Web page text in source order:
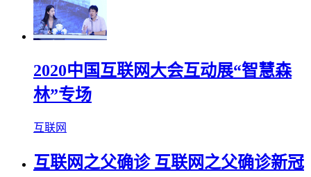
2020中国互联网大会互动展“智慧森
林”专场
互联网
互联网之父确诊 互联网之父确诊新冠